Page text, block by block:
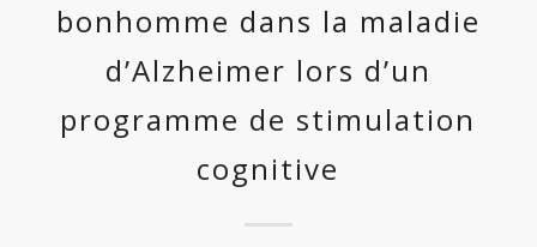
bonhomme dans la maladie
d’Alzheimer lors d’un
programme de stimulation
cognitive